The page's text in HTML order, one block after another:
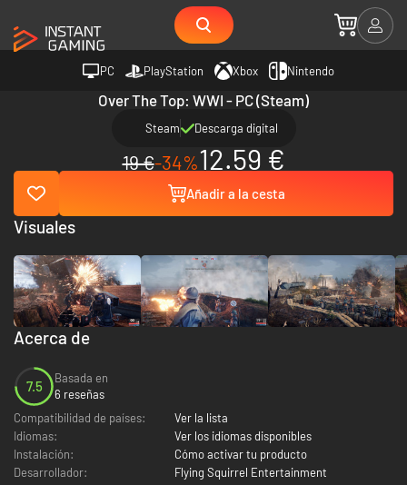
PC PlayStation Xbox Nintendo
Over The Top: WWI - PC (Steam)
Steam Descarga digital
19 €-34%12.59 €
Añadir a la cesta
Acerca de
7.5
Basada en
6 reseñas
Compatibilidad de países:
Ver la lista
Idiomas:
Ver los idiomas disponibles
Instalación:
Cómo activar tu producto
Desarrollador:
Flying Squirrel Entertainment
Visuales